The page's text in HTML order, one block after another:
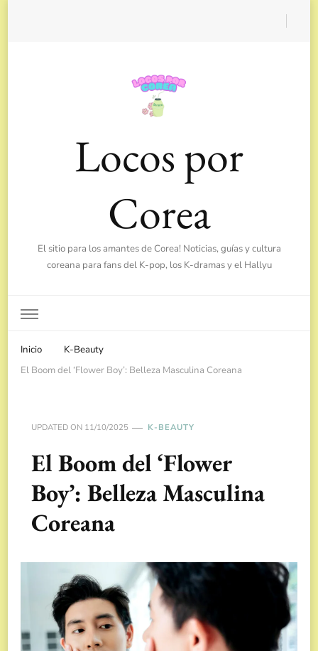
Locos por
Corea
El sitio para los amantes de Corea! Noticias, guías y cultura
coreana para fans del K-pop, los K-dramas y el Hallyu
Inicio
K-Beauty
El Boom del ‘Flower Boy’: Belleza Masculina Coreana
UPDATED ON 11/10/2025 K-BEAUTY
El Boom del ‘Flower
Boy’: Belleza Masculina
Coreana